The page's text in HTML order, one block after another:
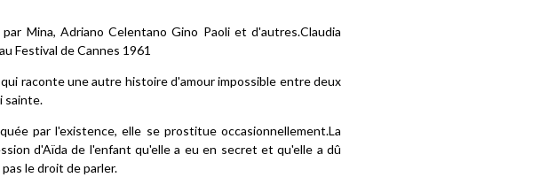
Mina, Adriano Celentano Gino Paoli et d'autres.Claudia
Festival de Cannes 1961
raconte une autre histoire d'amour impossible entre deux
sainte.
par l'existence, elle se prostitue occasionnellement.La
d'Aïda de l'enfant qu'elle a eu en secret et qu'elle a dû
le droit de parler.